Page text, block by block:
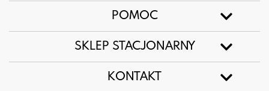
POMOC
SKLEP STACJONARNY
KONTAKT